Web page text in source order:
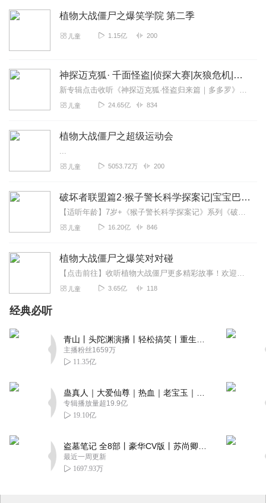
植物大战僵尸之爆笑学院 第二季
儿童 1.15亿 200
神探迈克狐· 千面怪盗|侦探大赛|灰狼危机|多多罗
新专辑点击收听《神探迈克狐·怪盗归来篇｜多多罗》！！！>>>点击进入主播橱窗购买《神探迈克狐》系列图书吧!<<<多多罗故事【点击前往】收听多多罗其他好玩有趣的故...
儿童 24.65亿 834
植物大战僵尸之超级运动会
...
儿童 5053.72万 200
破坏者联盟篇2·猴子警长科学探案记|宝宝巴士故事
【适听年龄】7岁+《猴子警长科学探案记》系列《破坏者联盟篇1·猴子警长科学探案记》>>>《破坏者联盟篇2·猴子警长科学探案记》>>>《破坏者联盟篇3·猴子警长科...
儿童 16.20亿 846
植物大战僵尸之爆笑对对碰
【点击前往】收听植物大战僵尸更多精彩故事！欢迎加入QQ粉丝福利群：376148497添加豌豆射手微信：pvz_wandou
儿童 3.65亿 118
经典必听
主播粉丝1659万
11.35亿
专辑播放量超19.9亿
19.10亿
最近一周更新
1697.93万